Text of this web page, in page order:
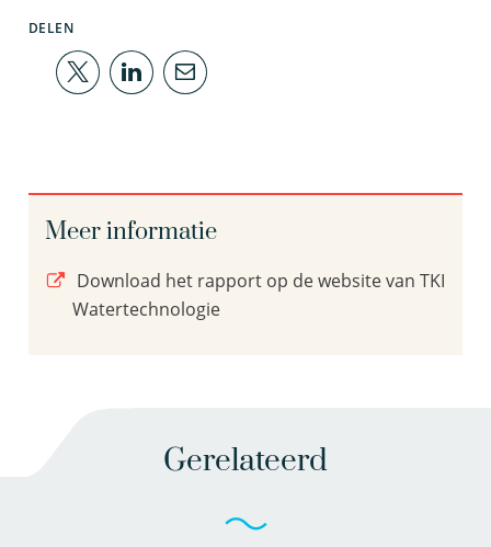
DELEN
Meer informatie
Download het rapport op de website van TKI
Watertechnologie
Gerelateerd